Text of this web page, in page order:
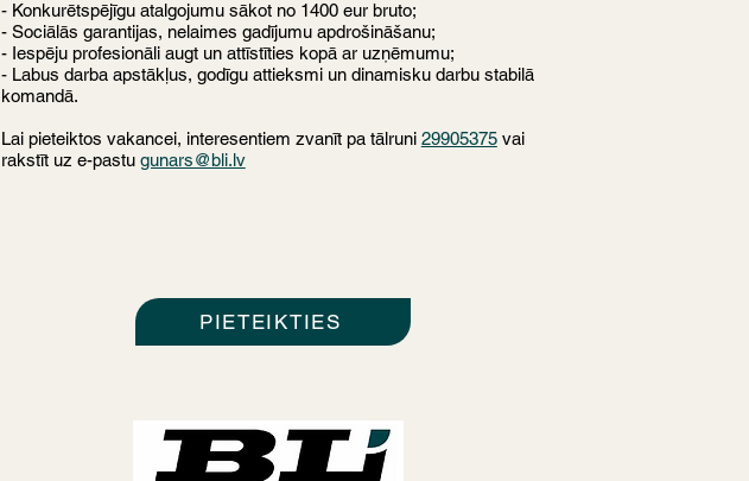
- Konkurētspējīgu atalgojumu sākot no 1400 eur bruto;
- Sociālās garantijas, nelaimes gadījumu apdrošināšanu;
- Iespēju profesionāli augt un attīstīties kopā ar uzņēmumu;
- Labus darba apstākļus, godīgu attieksmi un dinamisku darbu stabilā
komandā.
Lai pieteiktos vakancei, interesentiem zvanīt pa tālruni 29905375 vai
rakstīt uz e-pastu gunars@bli.lv
PIETEIKTIES